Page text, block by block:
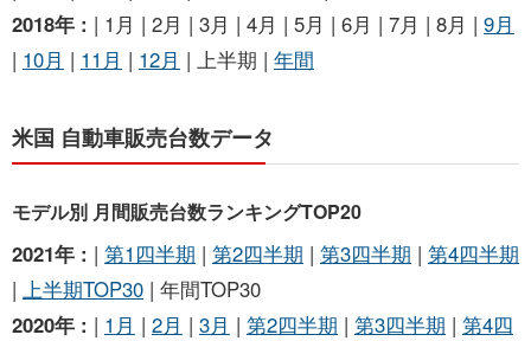
2018年 : | 1月 | 2月 | 3月 | 4月 | 5月 | 6月 | 7月 | 8月 | 9月
| 10月 | 11月 | 12月 | 上半期 | 年間
米国 自動車販売台数データ
モデル別 月間販売台数ランキングTOP20
2021年 : | 第1四半期 | 第2四半期 | 第3四半期 | 第4四半期
| 上半期TOP30 | 年間TOP30
2020年 : | 1月 | 2月 | 3月 | 第2四半期 | 第3四半期 | 第4四